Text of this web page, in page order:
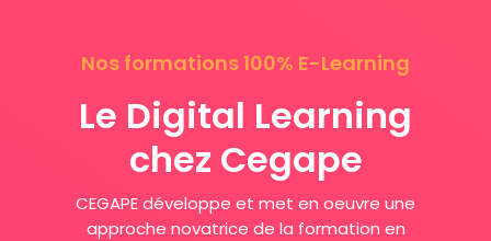
Nos formations 100% E-Learning
Le Digital Learning
chez Cegape
CEGAPE développe et met en oeuvre une
approche novatrice de la formation en